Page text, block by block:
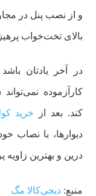
و از نصب پنل در
بالای تخت‌خواب
در آخر یادتان
کارآزموده
کند. بعد از خرید
دیوارها، با نصاب
درین و بهترین زاویه
منبع:دیجی‌کالا مگ